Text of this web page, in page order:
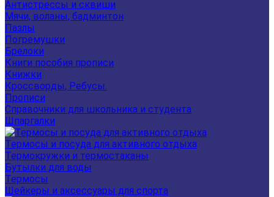
Антистрессы и сквиши
Мячи, воланы, бадминтон
Пазлы
Погремушки
Брелоки
Книги пособия прописи
Книжки
Кроссворды, Ребусы.
Прописи
Справочники для школьника и студента
Шпаргалки
Термосы и посуда для активного отдыха
Термокружки и термостаканы
Бутылки для воды
Термосы
Шейкеры и аксессуары для спорта